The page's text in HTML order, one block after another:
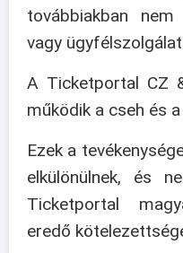
továbbiakban
vagy
A Ticketportal CZ
működik a cseh és
Ezek a
elkülönülnek, és
Ticketportal
eredő